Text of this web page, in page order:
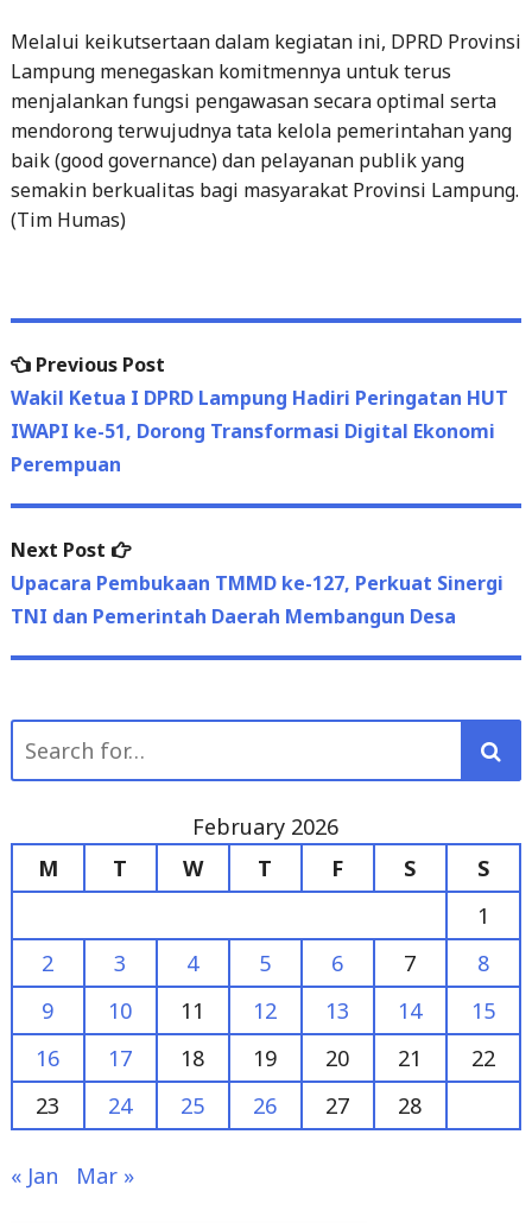
Lampung menegaskan komitmennya untuk terus
menjalankan fungsi pengawasan secara optimal serta
mendorong terwujudnya tata kelola pemerintahan yang
baik (good governance) dan pelayanan publik yang
semakin berkualitas bagi masyarakat Provinsi Lampung.
(Tim Humas)
Post
navigation
Previous PostPrevious
post:
Wakil Ketua I DPRD Lampung Hadiri Peringatan HUT
IWAPI ke-51, Dorong Transformasi Digital Ekonomi
Perempuan
Next Post
Next
post:
Upacara Pembukaan TMMD ke-127, Perkuat Sinergi
TNI dan Pemerintah Daerah Membangun Desa
for:
February 2026
W T F
1
8
9
10 11 12 13 14
15
16
17 18 19 20 21
22
23
24 25 26 27 28
« Jan Mar »